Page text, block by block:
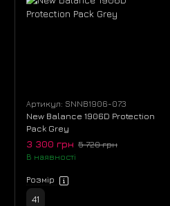
Артикул: SNNB1906-073
New Balance 1906D Protection
Pack Grey
3 300 грн 5 720 грн
В наявності
Розмір
41